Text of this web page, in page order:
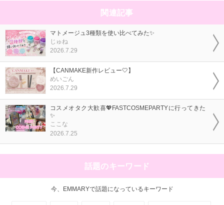
関連記事
マトメージュ3種類を使い比べてみた✨
じゅね
2026.7.29
【CANMAKE新作レビュー🤍】
めいごん
2026.7.29
コスメオタク大歓喜💖FASTCOSMEPARTYに行ってきた
✨
ここな
2026.7.25
話題のキーワード
今、EMMARYで話題になっているキーワード